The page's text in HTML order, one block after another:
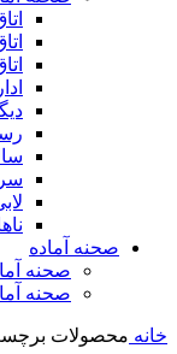
صحنه آماده
صحنه
صحنه
خانه محصولات